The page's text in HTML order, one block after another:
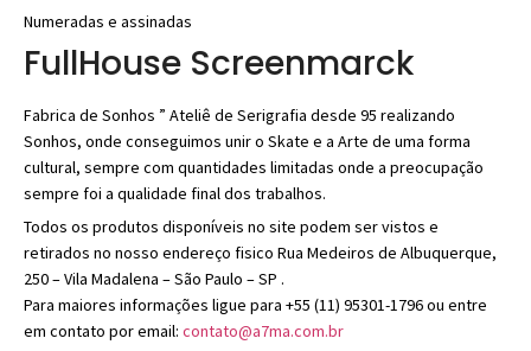
Numeradas e assinadas
FullHouse Screenmarck
Fabrica de Sonhos ” Ateliê de Serigrafia desde 95 realizando
Sonhos, onde conseguimos unir o Skate e a Arte de uma forma
cultural, sempre com quantidades limitadas onde a preocupação
sempre foi a qualidade final dos trabalhos.
Todos os produtos disponíveis no site podem ser vistos e
retirados no nosso endereço fisico Rua Medeiros de Albuquerque,
250 – Vila Madalena – São Paulo – SP .
Para maiores informações ligue para +55 (11) 95301-1796 ou entre
em contato por email: contato@a7ma.com.br